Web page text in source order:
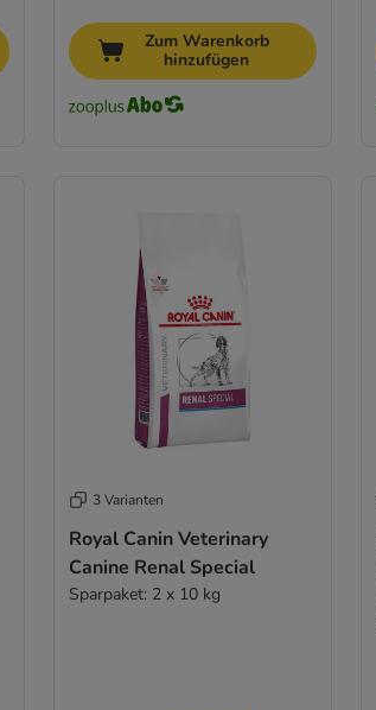
Zum Warenkorb
hinzufügen
3 Varianten
Royal Canin Veterinary
Canine Renal Special
Sparpaket: 2 x 10 kg